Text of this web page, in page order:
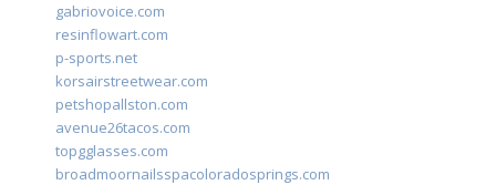
gabriovoice.com
resinflowart.com
p-sports.net
korsairstreetwear.com
petshopallston.com
avenue26tacos.com
topgglasses.com
broadmoornailsspacoloradosprings.com